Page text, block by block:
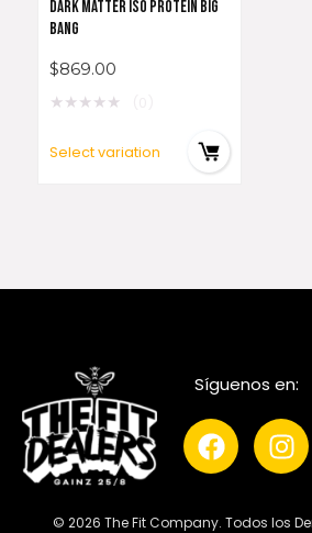
DARK MATTER ISO PROTEIN BIG
BANG
$869.00
★★★★★
Select variation
Síguenos en:
© 2026 The Fit Company. Todos los